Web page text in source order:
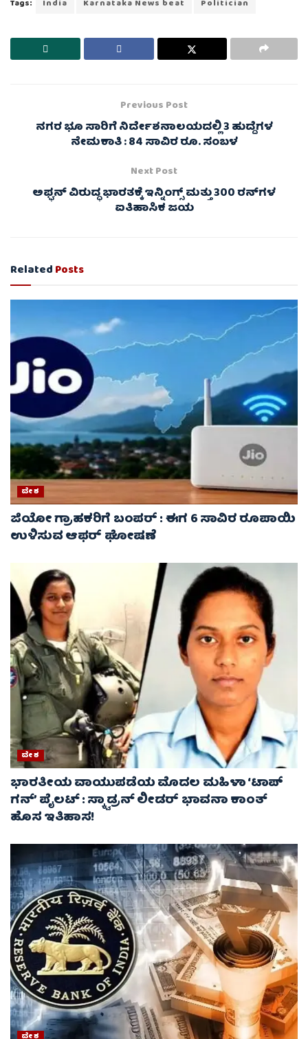
Tags: India Karnataka News beat Politician
Previous Post
ನಗರ ಭೂ ಸಾರಿಗೆ ನಿರ್ದೇಶನಾಲಯದಲ್ಲಿ 3 ಹುದ್ದೆಗಳ
ನೇಮಕಾತಿ : 84 ಸಾವಿರ ರೂ. ಸಂಬಳ
Next Post
ಅಫ್ಘನ್ ವಿರುದ್ಧ ಭಾರತಕ್ಕೆ ಇನ್ನಿಂಗ್ಸ್ ಮತ್ತು 300 ರನ್​ಗಳ
ಐತಿಹಾಸಿಕ ಜಯ
RelatedPosts
ದೇಶ
ಜಿಯೋ ಗ್ರಾಹಕರಿಗೆ ಬಂಪರ್ : ಈಗ 6 ಸಾವಿರ ರೂಪಾಯಿ
ಉಳಿಸುವ ಆಫರ್ ಘೋಷಣೆ
ದೇಶ
ಭಾರತೀಯ ವಾಯುಪಡೆಯ ಮೊದಲ ಮಹಿಳಾ ‘ಟಾಪ್
ಗನ್’ ಪೈಲಟ್ : ಸ್ಕ್ವಾಡ್ರನ್ ಲೀಡರ್ ಭಾವನಾ ಕಾಂತ್
ಹೊಸ ಇತಿಹಾಸ!